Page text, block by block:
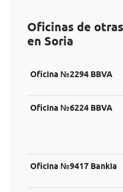
Oficinas de
en Soria
Oficina №2294 BBVA
Oficina №6224 BBVA
Oficina №9417 Bankia